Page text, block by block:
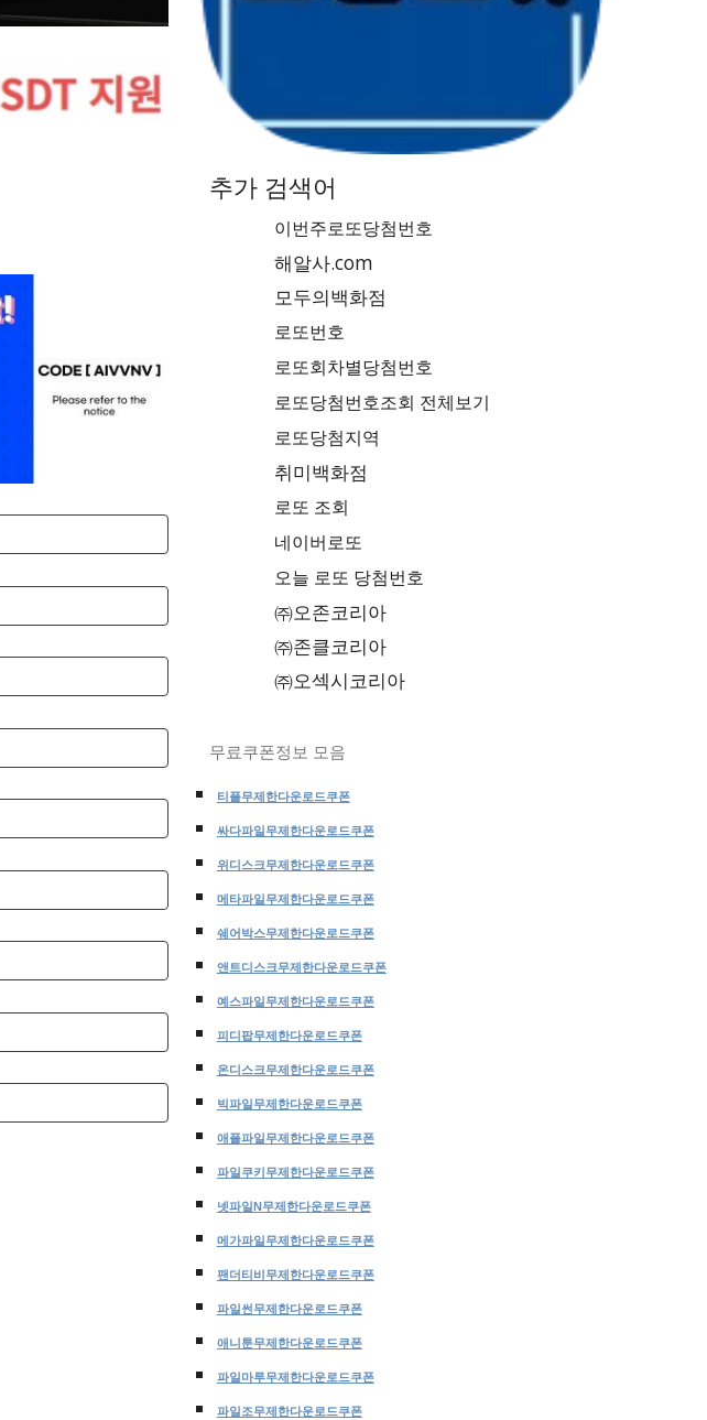
추가 검색어
이번주로또당첨번호
해알사.com
모두의백화점
로또번호
로또회차별당첨번호
로또당첨번호조회 전체보기
로또당첨지역
취미백화점
로또 조회
네이버로또
오늘 로또 당첨번호
㈜오존코리아
㈜존클코리아
㈜오섹시코리아
무료쿠폰정보 모음
티플무제한다운로드쿠폰
싸다파일무제한다운로드쿠폰
위디스크무제한다운로드쿠폰
메타파일무제한다운로드쿠폰
쉐어박스무제한다운로드쿠폰
앤트디스크무제한다운로드쿠폰
예스파일무제한다운로드쿠폰
피디팝무제한다운로드쿠폰
온디스크무제한다운로드쿠폰
빅파일무제한다운로드쿠폰
애플파일무제한다운로드쿠폰
파일쿠키무제한다운로드쿠폰
넷파일N무제한다운로드쿠폰
메가파일무제한다운로드쿠폰
팬더티비무제한다운로드쿠폰
파일썬무제한다운로드쿠폰
애니툰무제한다운로드쿠폰
파일마루무제한다운로드쿠폰
파일조무제한다운로드쿠폰